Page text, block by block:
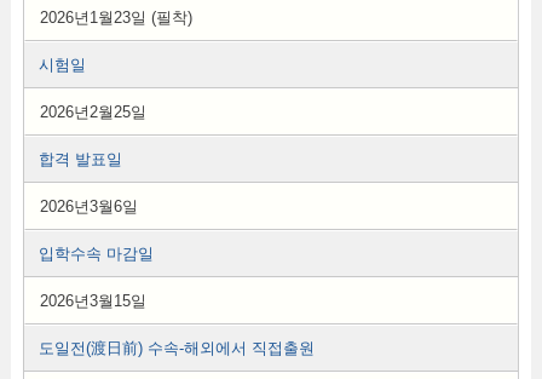
2026년1월23일 (필착)
시험일
2026년2월25일
합격 발표일
2026년3월6일
입학수속 마감일
2026년3월15일
도일전(渡日前) 수속-해외에서 직접출원